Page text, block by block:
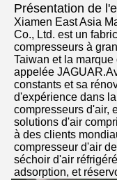
Présentation de
Xiamen East Asia
Co., Ltd. est un
compresseurs à
Taiwan et la
appelée
constants et sa
d'expérience dans
compresseurs d'air,
solutions d'air
à des clients
compresseur d'air
séchoir d'air
adsorption, et